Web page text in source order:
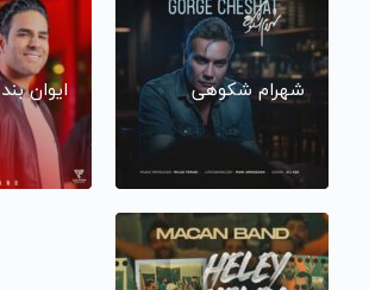
شهرام شکوهی ایوان بند